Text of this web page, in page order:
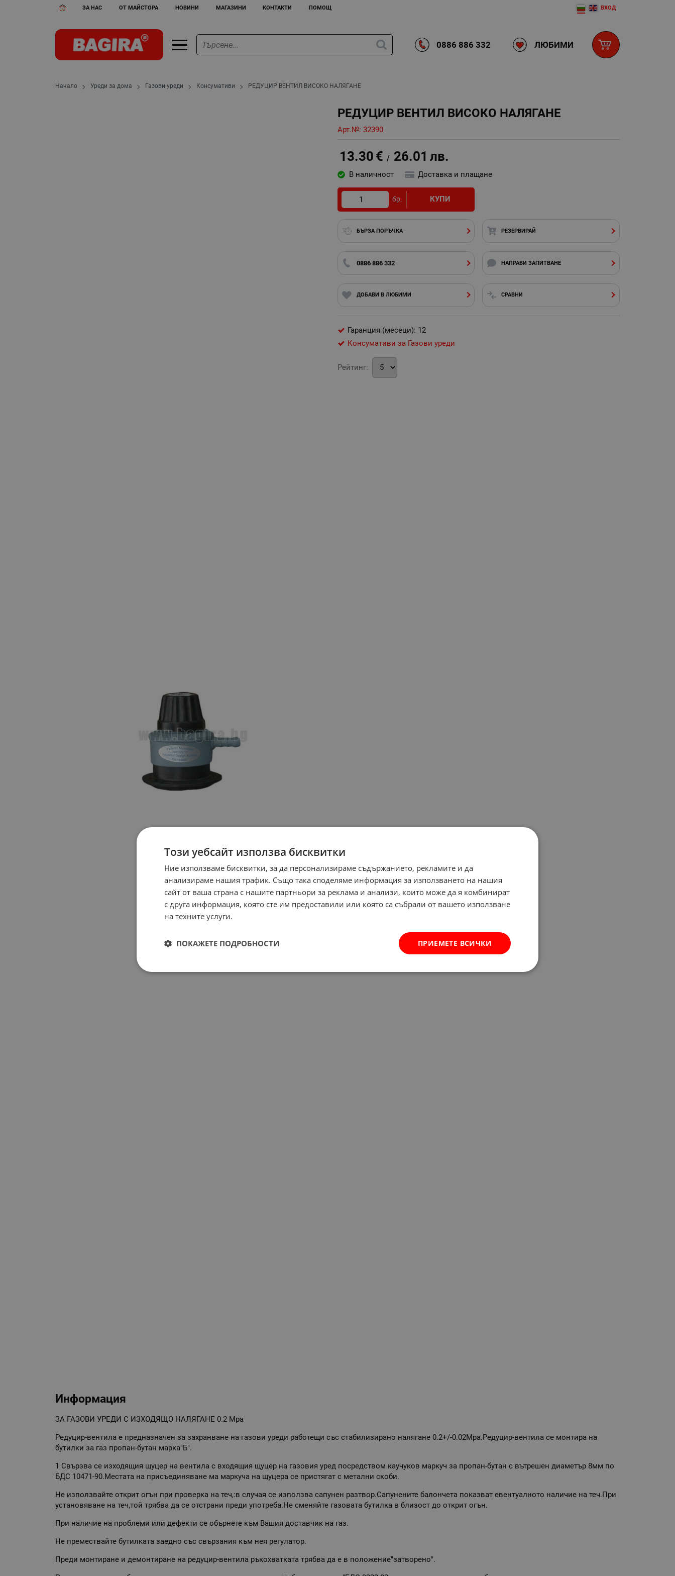
ЗА НАС ОТ МАЙСТОРА НОВИНИ МАГАЗИНИ КОНТАКТИ ПОМОЩ ВХОД
0886 886 332 ЛЮБИМИ
Начало Уреди за дома Газови уреди Консумативи РЕДУЦИР ВЕНТИЛ ВИСОКО НАЛЯГАНЕ
РЕДУЦИР ВЕНТИЛ ВИСОКО НАЛЯГАНЕ
Арт.№: 32390
13.30 € / 26.01 лв.
В наличност Доставка и плащане
бр. КУПИ
БЪРЗА ПОРЪЧКА РЕЗЕРВИРАЙ
0886 886 332 НАПРАВИ ЗАПИТВАНЕ
ДОБАВИ В ЛЮБИМИ СРАВНИ
Гаранция (месеци): 12
Консумативи за Газови уреди
Рейтинг:
Информация
ЗА ГАЗОВИ УРЕДИ С ИЗХОДЯЩО НАЛЯГАНЕ 0.2 Мра
Редуцир-вентила е предназначен за захранване на газови уреди работещи със стабилизирано налягане 0.2+/-0.02Мра.Редуцир-вентила се монтира на
бутилки за газ пропан-бутан марка"Б".
1 Свързва се изходящия щуцер на вентила с входящия щуцер на газовия уред посредством каучуков маркуч за пропан-бутан с вътрешен диаметър 8мм по
БДС 10471-90.Местата на присъединяване ма маркуча на щуцера се пристягат с метални скоби.
Не използвайте открит огън при проверка на теч,:в случая се използва сапунен разтвор.Сапунените балончета показват евентуалното наличие на теч.При
установяване на теч,той трябва да се отстрани преди употреба.Не сменяйте газовата бутилка в близост до открит огън.
При наличие на проблеми или дефекти се обърнете към Вашия доставчик на газ.
Не премествайте бутилката заедно със свързания към нея регулатор.
Преди монтиране и демонтиране на редуцир-вентила ръкохватката трябва да е в положение"затворено".
Този уебсайт използва бисквитки
Ние използваме бисквитки, за да персонализираме съдържанието, рекламите и да
анализираме нашия трафик. Също така споделяме информация за използването на нашия
сайт от ваша страна с нашите партньори за реклама и анализи, които може да я комбинират
с друга информация, която сте им предоставили или която са събрали от вашето използване
на техните услуги.
ПРИЕМЕТЕ ВСИЧКИ
ПОКАЖЕТЕ ПОДРОБНОСТИ